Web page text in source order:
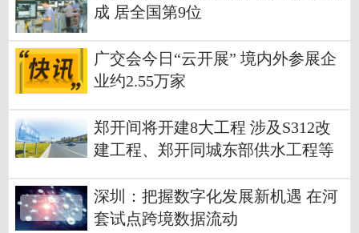
成 居全国第9位
广交会今日“云开展” 境内外参展企
业约2.55万家
郑开间将开建8大工程 涉及S312改
建工程、郑开同城东部供水工程等
深圳：把握数字化发展新机遇 在河
套试点跨境数据流动